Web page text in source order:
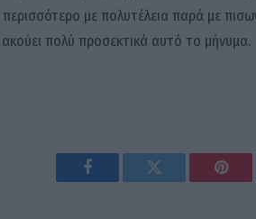
με πολυτέλεια παρά με
ακούει πολύ προσεκτικά αυτό το μήνυμα.
Facebook Twitter